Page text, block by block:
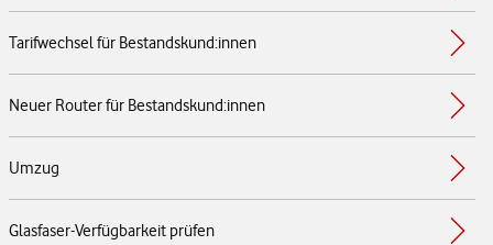
Tarifwechsel für Bestandskund:innen
Neuer Router für Bestandskund:innen
Umzug
Glasfaser-Verfügbarkeit prüfen